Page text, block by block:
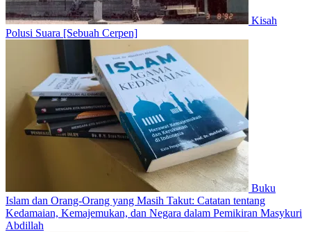
Kisah
Polusi Suara [Sebuah Cerpen]
Buku
Islam dan Orang-Orang yang Masih Takut: Catatan tentang
Kedamaian, Kemajemukan, dan Negara dalam Pemikiran Masykuri
Abdillah